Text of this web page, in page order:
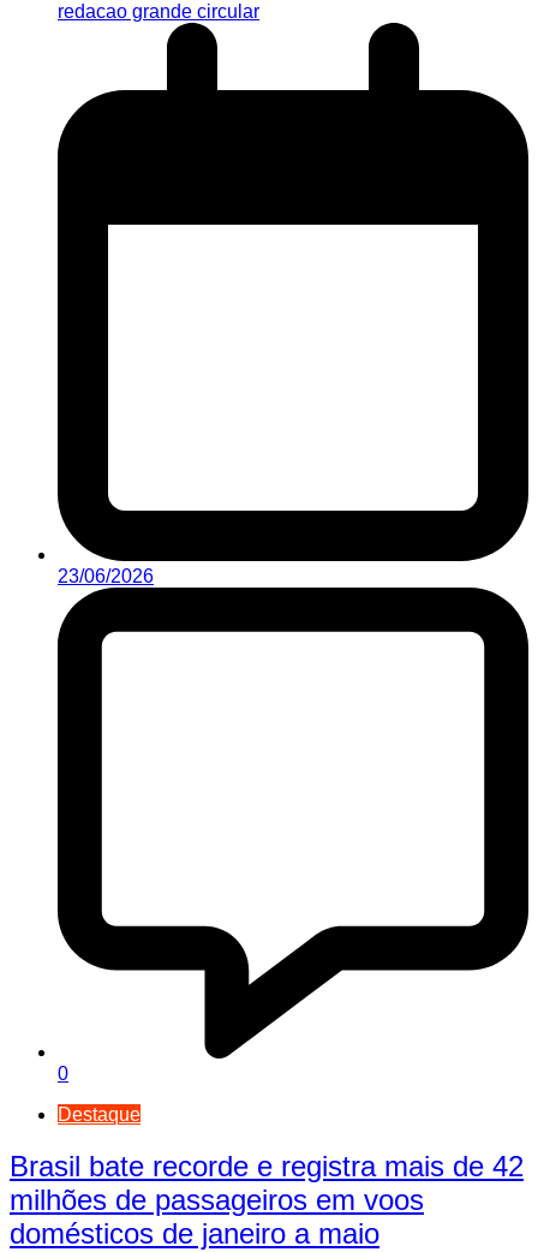
redacao grande circular
23/06/2026
0
Destaque
Brasil bate recorde e registra mais de 42
milhões de passageiros em voos
domésticos de janeiro a maio